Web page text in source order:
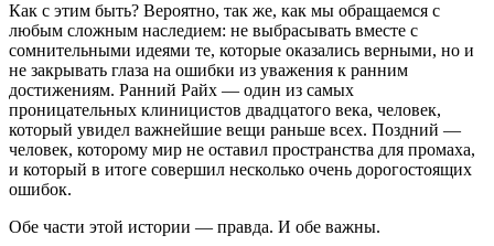
Как с этим быть? Вероятно, так же, как мы обращаемся с
любым сложным наследием: не выбрасывать вместе с
сомнительными идеями те, которые оказались верными, но и
не закрывать глаза на ошибки из уважения к ранним
достижениям. Ранний Райх — один из самых
проницательных клиницистов двадцатого века, человек,
который увидел важнейшие вещи раньше всех. Поздний —
человек, которому мир не оставил пространства для промаха,
и который в итоге совершил несколько очень дорогостоящих
ошибок.
Обе части этой истории — правда. И обе важны.